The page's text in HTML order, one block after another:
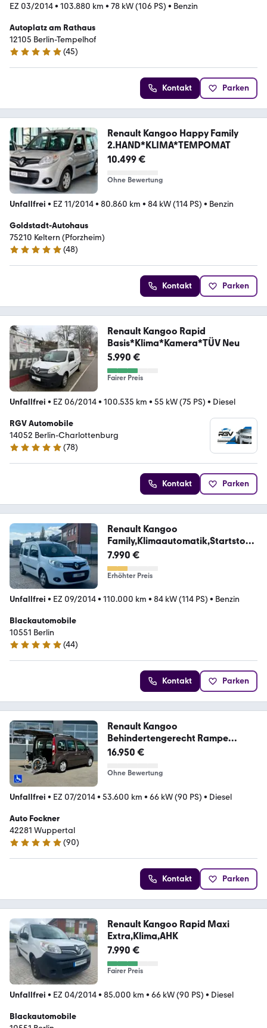
EZ 03/2014• 103.880 km • 78 kW (106 PS) • Benzin
Autoplatz am Rathaus
12105 Berlin-Tempelhof
5 Sterne
(45)
Kontakt Parken
Renault Kangoo Happy Family
2.HAND*KLIMA*TEMPOMAT
10.499 €
Ohne Bewertung
Unfallfrei • EZ 11/2014• 80.860 km • 84 kW (114 PS) • Benzin
Goldstadt-Autohaus
75210 Keltern (Pforzheim)
4.9 Sterne
(48)
Kontakt Parken
Renault Kangoo Rapid
Basis*Klima*Kamera*TÜV Neu
5.990 €
Fairer Preis
Unfallfrei • EZ 06/2014• 100.535 km • 55 kW (75 PS) • Diesel
RGV Automobile
14052 Berlin-Charlottenburg
4.9 Sterne
(78)
Kontakt Parken
Renault Kangoo
Family,Klimaautomatik,Startstop,
Freispr..
7.990 €
Erhöhter Preis
Unfallfrei • EZ 09/2014• 110.000 km • 84 kW (114 PS) • Benzin
Blackautomobile
10551 Berlin
4.9 Sterne
(44)
Kontakt Parken
Renault Kangoo
Behindertengerecht Rampe
Heckabsenkung
16.950 €
Ohne Bewertung
Unfallfrei • EZ 07/2014• 53.600 km • 66 kW (90 PS) • Diesel
Auto Fockner
42281 Wuppertal
5 Sterne
(90)
Kontakt Parken
Renault Kangoo Rapid Maxi
Extra,Klima,AHK
7.990 €
Fairer Preis
Unfallfrei • EZ 04/2014• 85.000 km • 66 kW (90 PS) • Diesel
Blackautomobile